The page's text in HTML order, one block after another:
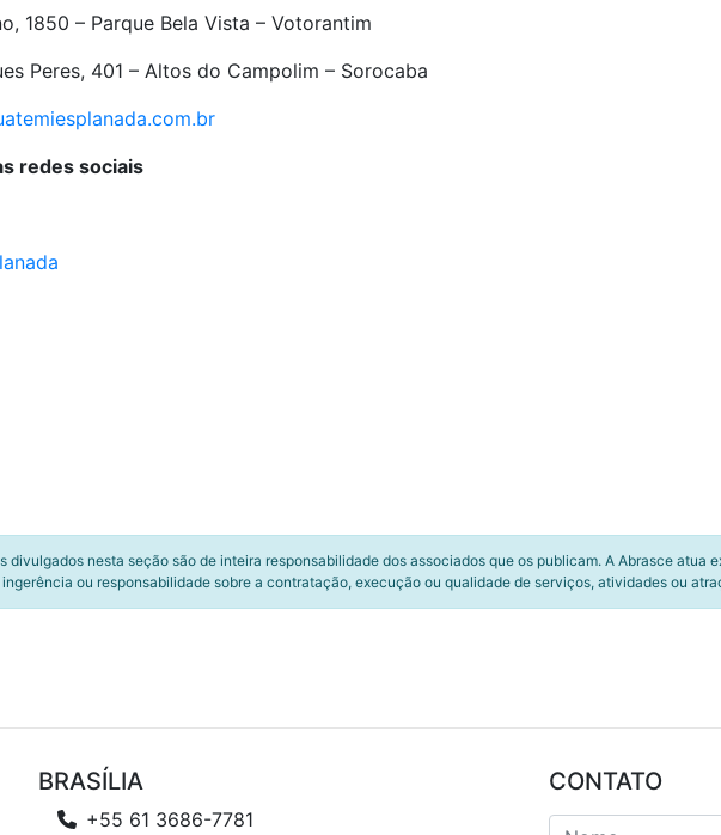
1850 – Parque Bela Vista – Votorantim
Peres, 401 – Altos do Campolim – Sorocaba
redes sociais
divulgados nesta seção são de inteira responsabilidade dos associados que os publicam. A Abrasce atua
ou responsabilidade sobre a contratação, execução ou qualidade de serviços, atividades ou
BRASÍLIA
+55 61 3686-7781
CONTATO